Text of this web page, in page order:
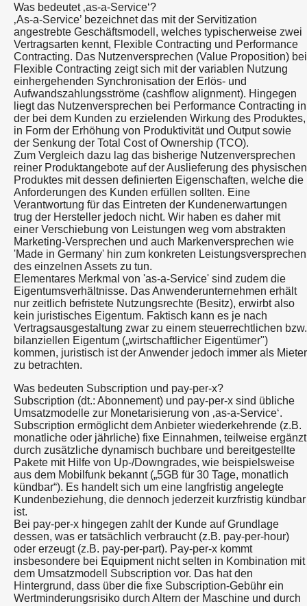
Was bedeutet ‚as-a-Service‘?
‚As-a-Service’ bezeichnet das mit der Servitization
angestrebte Geschäftsmodell, welches typischerweise zwei
Vertragsarten kennt, Flexible Contracting und Performance
Contracting. Das Nutzenversprechen (Value Proposition) bei
Flexible Contracting zeigt sich mit der variablen Nutzung
einhergehenden Synchronisation der Erlös- und
Aufwandszahlungsströme (cashflow alignment). Hingegen
liegt das Nutzenversprechen bei Performance Contracting in
der bei dem Kunden zu erzielenden Wirkung des Produktes,
in Form der Erhöhung von Produktivität und Output sowie
der Senkung der Total Cost of Ownership (TCO).
Zum Vergleich dazu lag das bisherige Nutzenversprechen
reiner Produktangebote auf der Auslieferung des physischen
Produktes mit dessen definierten Eigenschaften, welche die
Anforderungen des Kunden erfüllen sollten. Eine
Verantwortung für das Eintreten der Kundenerwartungen
trug der Hersteller jedoch nicht. Wir haben es daher mit
einer Verschiebung von Leistungen weg vom abstrakten
Marketing-Versprechen und auch Markenversprechen wie
'Made in Germany' hin zum konkreten Leistungsversprechen
des einzelnen Assets zu tun.
Elementares Merkmal von 'as-a-Service' sind zudem die
Eigentumsverhältnisse. Das Anwenderunternehmen erhält
nur zeitlich befristete Nutzungsrechte (Besitz), erwirbt also
kein juristisches Eigentum. Faktisch kann es je nach
Vertragsausgestaltung zwar zu einem steuerrechtlichen bzw.
bilanziellen Eigentum („wirtschaftlicher Eigentümer")
kommen, juristisch ist der Anwender jedoch immer als Mieter
zu betrachten.
Was bedeuten Subscription und pay-per-x?
Subscription (dt.: Abonnement) und pay-per-x sind übliche
Umsatzmodelle zur Monetarisierung von ‚as-a-Service‘.
Subscription ermöglicht dem Anbieter wiederkehrende (z.B.
monatliche oder jährliche) fixe Einnahmen, teilweise ergänzt
durch zusätzliche dynamisch buchbare und bereitgestellte
Pakete mit Hilfe von Up-/Downgrades, wie beispielsweise
aus dem Mobilfunk bekannt („5GB für 30 Tage, monatlich
kündbar“). Es handelt sich um eine langfristig angelegte
Kundenbeziehung, die dennoch jederzeit kurzfristig kündbar
ist.
Bei pay-per-x hingegen zahlt der Kunde auf Grundlage
dessen, was er tatsächlich verbraucht (z.B. pay-per-hour)
oder erzeugt (z.B. pay-per-part). Pay-per-x kommt
insbesondere bei Equipment nicht selten in Kombination mit
dem Umsatzmodell Subscription vor. Das hat den
Hintergrund, dass über die fixe Subscription-Gebühr ein
Wertminderungsrisiko durch Altern der Maschine und durch